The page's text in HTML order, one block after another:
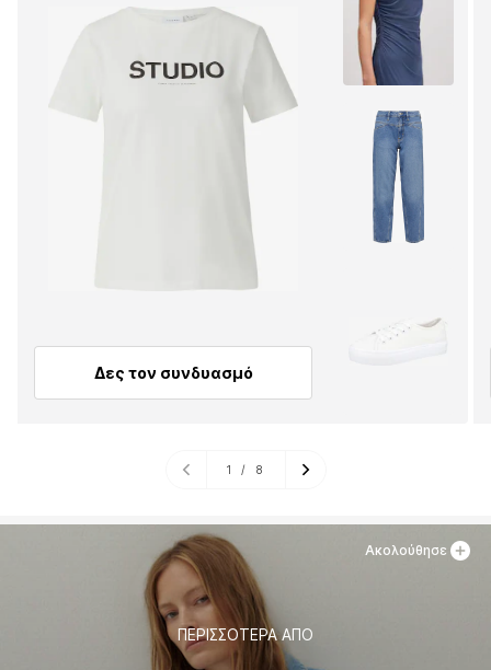
Δες τον συνδυασμό
1 / 8
ΠΕΡΙΣΣΌΤΕΡΑ ΑΠΌ
Ακολούθησε